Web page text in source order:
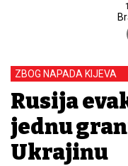
ZBOG NAPADA KIJEVA
Rusija
jednu
Ukrajinu